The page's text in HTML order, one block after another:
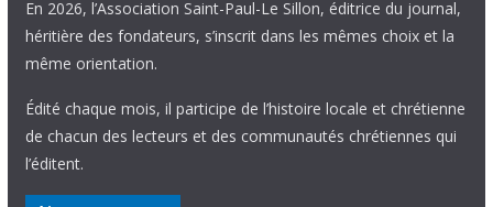
En 2026, l’Association Saint-Paul-Le Sillon, éditrice du journal,
héritière des fondateurs, s’inscrit dans les mêmes choix et la
même orientation.
Édité chaque mois, il participe de l’histoire locale et chrétienne
de chacun des lecteurs et des communautés chrétiennes qui
l’éditent.